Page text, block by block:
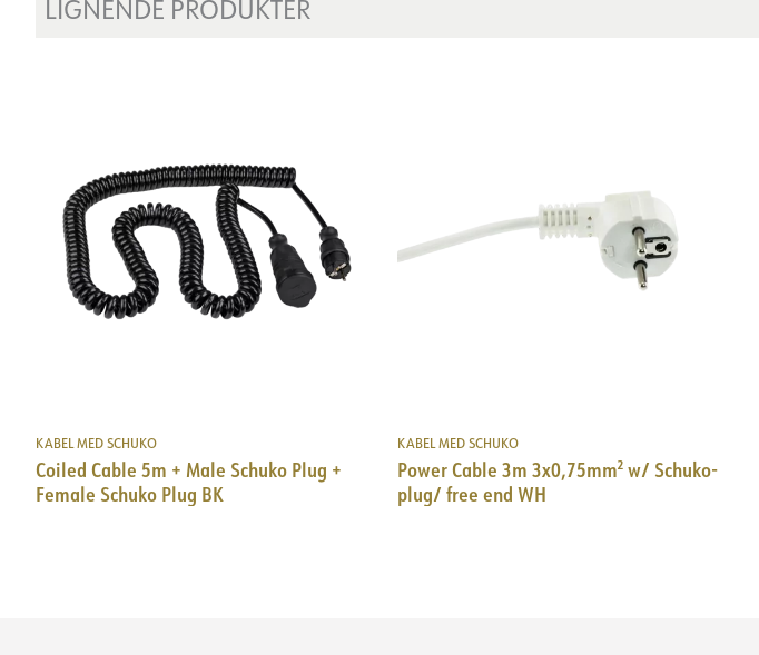
LIGNENDE PRODUKTER
KABEL MED SCHUKO
Coiled Cable 5m + Male Schuko Plug +
Female Schuko Plug BK
KABEL MED SCHUKO
Power Cable 3m 3x0,75mm² w/ Schuko-
plug/ free end WH